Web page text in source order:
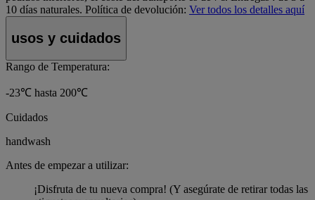
10 días naturales. Política de devolución: Ver todos los detalles aquí
usos y cuidados
Rango de Temperatura:
-23℃ hasta 200℃
Cuidados
handwash
Antes de empezar a utilizar:
¡Disfruta de tu nueva compra! (Y asegúrate de retirar todas las